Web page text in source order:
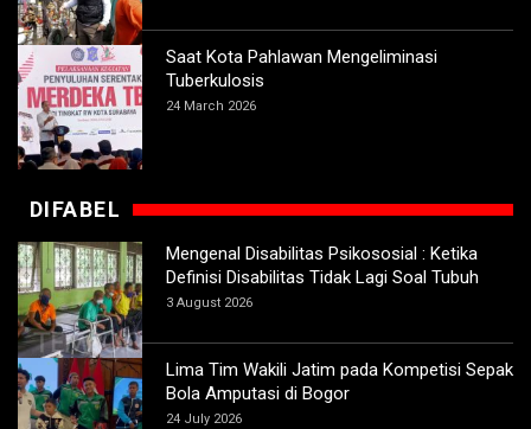
Saat Kota Pahlawan Mengeliminasi
Tuberkulosis
24 March 2026
DIFABEL
Mengenal Disabilitas Psikososial : Ketika
Definisi Disabilitas Tidak Lagi Soal Tubuh
3 August 2026
Lima Tim Wakili Jatim pada Kompetisi Sepak
Bola Amputasi di Bogor
24 July 2026